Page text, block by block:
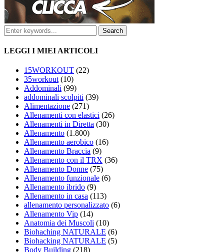
LEGGI I MIEI ARTICOLI
15WORKOUT (22)
35workout (10)
Addominali (99)
addominali scolpiti (39)
Alimentazione (271)
Allenamenti con elastici (26)
Allenamenti in Diretta (30)
Allenamento (1.800)
Allenamento aerobico (16)
Allenamento Braccia (9)
Allenamento con il TRX (36)
Allenamento Donne (75)
Allenamento funzionale (6)
Allenamento ibrido (9)
Allenamento in casa (113)
allenamento personalizzato (6)
Allenamento Vip (14)
Anatomia dei Muscoli (10)
Biohaching NATURALE (6)
Biohacking NATURALE (5)
Body Building (218)